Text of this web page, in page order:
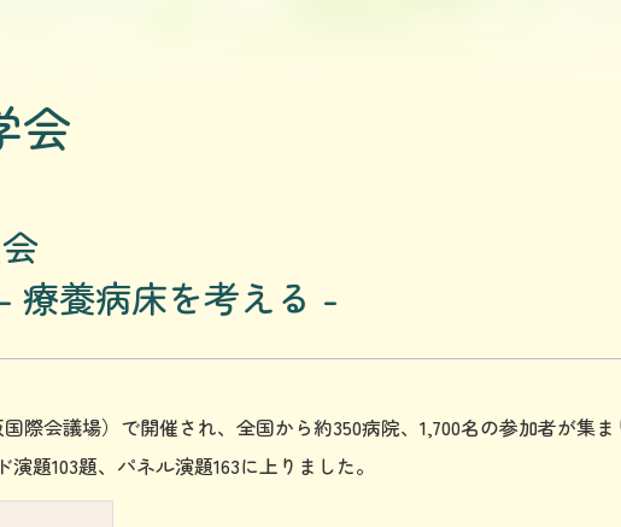
会
療養病床を考える -
際会議場）で開催され、全国から約350病院、1,700名の参加者が集
題103題、パネル演題163に上りました。